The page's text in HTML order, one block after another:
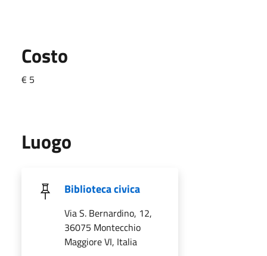
Costo
€ 5
Luogo
Biblioteca civica
Via S. Bernardino, 12,
36075 Montecchio
Maggiore VI, Italia